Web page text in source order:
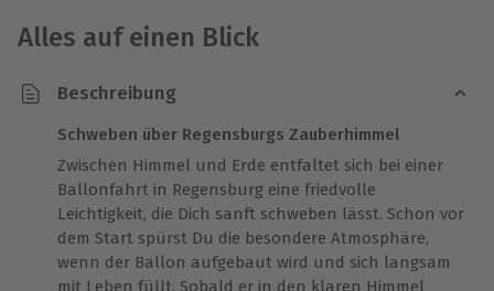
Alles auf einen Blick
Beschreibung
Schweben über Regensburgs Zauberhimmel
Zwischen Himmel und Erde entfaltet sich bei einer
Ballonfahrt in Regensburg eine friedvolle
Leichtigkeit, die Dich sanft schweben lässt. Schon vor
dem Start spürst Du die besondere Atmosphäre,
wenn der Ballon aufgebaut wird und sich langsam
mit Leben füllt. Sobald er in den klaren Himmel